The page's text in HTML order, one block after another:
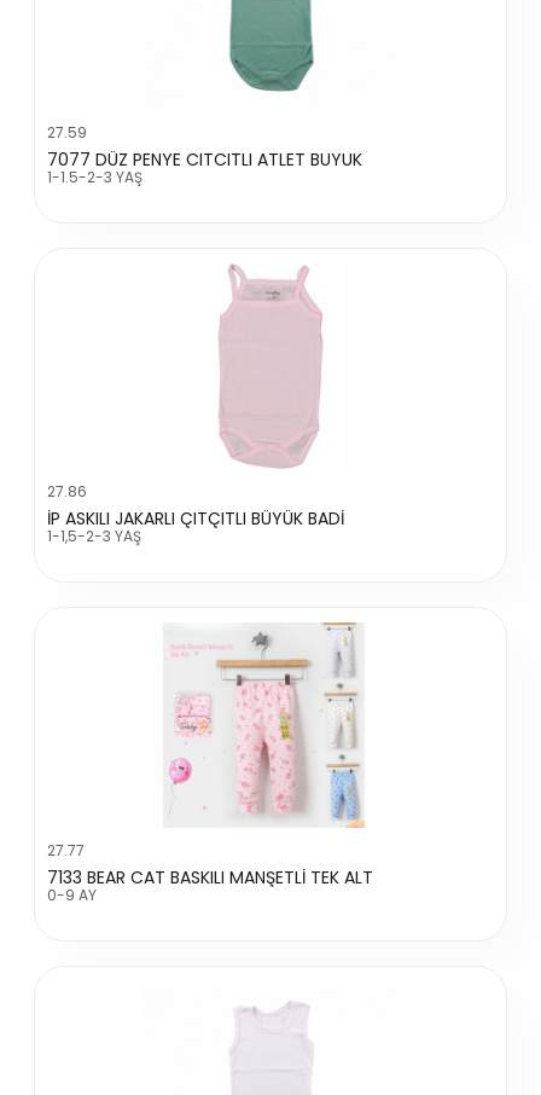
27.59
7077 DÜZ PENYE CITCITLI ATLET BUYUK
1-1.5-2-3 YAŞ
27.86
İP ASKILI JAKARLI ÇITÇITLI BÜYÜK BADİ
1-1,5-2-3 YAŞ
27.77
7133 BEAR CAT BASKILI MANŞETLİ TEK ALT
0-9 AY